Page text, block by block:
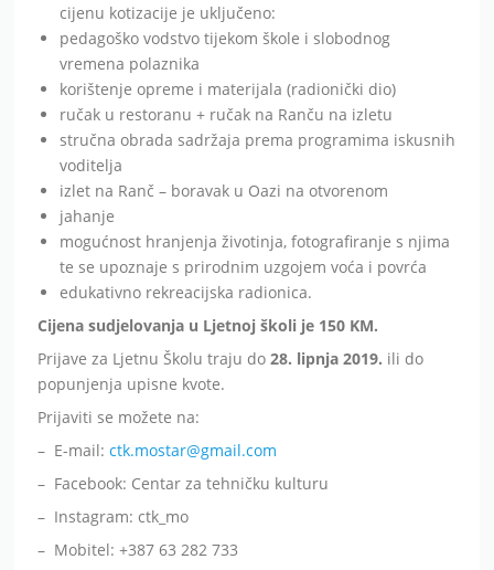
cijenu kotizacije je uključeno:
pedagoško vodstvo tijekom škole i slobodnog
vremena polaznika
korištenje opreme i materijala (radionički dio)
ručak u restoranu + ručak na Ranču na izletu
stručna obrada sadržaja prema programima iskusnih
voditelja
izlet na Ranč – boravak u Oazi na otvorenom
jahanje
mogućnost hranjenja životinja, fotografiranje s njima
te se upoznaje s prirodnim uzgojem voća i povrća
edukativno rekreacijska radionica.
Cijena sudjelovanja u Ljetnoj školi je 150 KM.
Prijave za Ljetnu Školu traju do28. lipnja 2019. ili do
popunjenja upisne kvote.
Prijaviti se možete na:
– E-mail:ctk.mostar@gmail.com
– Facebook: Centar za tehničku kulturu
– Instagram: ctk_mo
– Mobitel: +387 63 282 733